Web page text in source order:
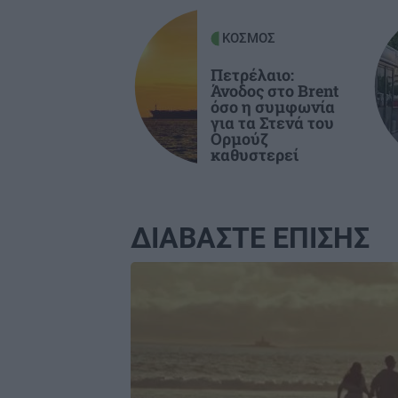
ΓΥΝΑΙΚΑ
ΕΛΛΑΔΑ
Marfin: Στον εισαγγελέα σήμερα η
46χρονη που συνελήφθη στη
ΚΟΣΜΟΣ
Πετρέλαιο:
Άνοδος στο Brent
όσο η συμφωνία
για τα Στενά του
Ορμούζ
καθυστερεί
ΔΙΑΒΑΣΤΕ ΕΠΙΣΗΣ